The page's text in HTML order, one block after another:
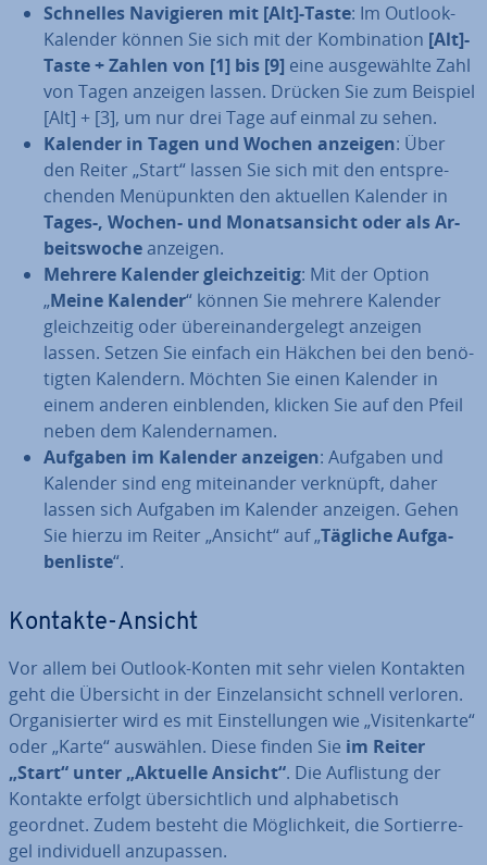
Schnelles Na­vi­gie­ren mit [Alt]-Taste: Im Outlook-
Kalender können Sie sich mit der Kom­bi­na­ti­on [Alt]-
Taste + Zahlen von [1] bis [9] eine aus­ge­wähl­te Zahl
von Tagen anzeigen lassen. Drücken Sie zum Beispiel
[Alt] + [3], um nur drei Tage auf einmal zu sehen.
Kalender in Tagen und Wochen anzeigen: Über
den Reiter „Start“ lassen Sie sich mit den ent­spre­
chen­den Me­nü­punk­ten den aktuellen Kalender in
Tages-, Wochen- und Mo­nats­an­sicht oder als Ar­
beits­wo­cheanzeigen.
Mehrere Kalender gleich­zei­tig: Mit der Option
„Meine Kalender“ können Sie mehrere Kalender
gleich­zei­tig oder über­ein­an­der­ge­legt anzeigen
lassen. Setzen Sie einfach ein Häkchen bei den be­nö­
tig­ten Kalendern. Möchten Sie einen Kalender in
einem anderen ein­blen­den, klicken Sie auf den Pfeil
neben dem Ka­len­der­na­men.
Aufgaben im Kalender anzeigen: Aufgaben und
Kalender sind eng mit­ein­an­der verknüpft, daher
lassen sich Aufgaben im Kalender anzeigen. Gehen
Sie hierzu im Reiter „Ansicht“ auf „Tägliche Auf­ga­
ben­lis­te“.
Kontakte-Ansicht
Vor allem bei Outlook-Konten mit sehr vielen Kontakten
geht die Übersicht in der Ein­zel­an­sicht schnell verloren.
Or­ga­ni­sier­ter wird es mit Ein­stel­lun­gen wie „Vi­si­ten­kar­te“
oder „Karte“ auswählen. Diese finden Sie im Reiter
„Start“ unter „Aktuelle Ansicht“. Die Auf­lis­tung der
Kontakte erfolgt über­sicht­lich und al­pha­be­tisch
geordnet. Zudem besteht die Mög­lich­keit, die Sor­tier­re­
gel in­di­vi­du­ell an­zu­pas­sen.